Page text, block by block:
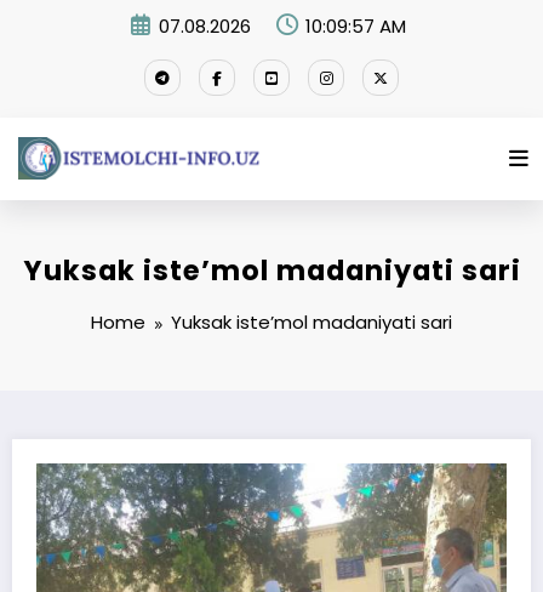
07.08.2026 10:09:58 AM
Yuksak iste’mol madaniyati sari
Home Yuksak iste’mol madaniyati sari